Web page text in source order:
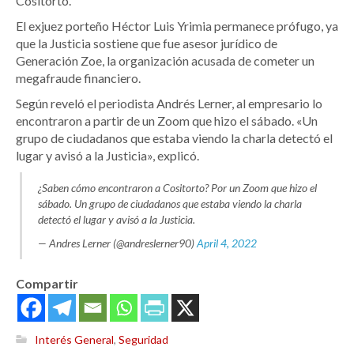
El exjuez porteño Héctor Luis Yrimia permanece prófugo, ya
que la Justicia sostiene que fue asesor jurídico de
Generación Zoe, la organización acusada de cometer un
megafraude financiero.
Según reveló el periodista Andrés Lerner, al empresario lo
encontraron a partir de un Zoom que hizo el sábado. «Un
grupo de ciudadanos que estaba viendo la charla detectó el
lugar y avisó a la Justicia», explicó.
¿Saben cómo encontraron a Cositorto? Por un Zoom que hizo el
sábado. Un grupo de ciudadanos que estaba viendo la charla
detectó el lugar y avisó a la Justicia.
— Andres Lerner (@andreslerner90)April 4, 2022
Compartir
Interés General, Seguridad